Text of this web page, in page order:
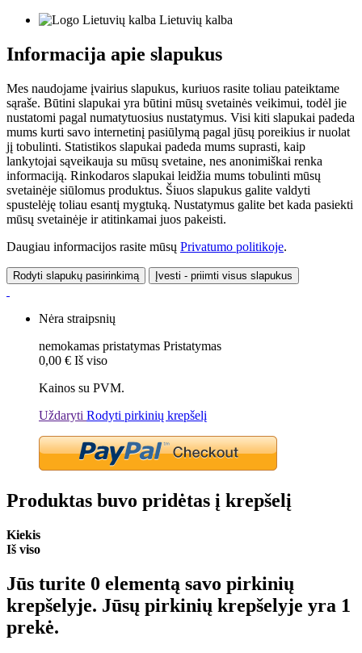
Lietuvių kalba
Informacija apie slapukus
Mes naudojame įvairius slapukus, kuriuos rasite toliau pateiktame
sąraše. Būtini slapukai yra būtini mūsų svetainės veikimui, todėl jie
nustatomi pagal numatytuosius nustatymus. Visi kiti slapukai padeda
mums kurti savo internetinį pasiūlymą pagal jūsų poreikius ir nuolat
jį tobulinti. Statistikos slapukai padeda mums suprasti, kaip
lankytojai sąveikauja su mūsų svetaine, nes anonimiškai renka
informaciją. Rinkodaros slapukai leidžia mums tobulinti mūsų
svetainėje siūlomus produktus. Šiuos slapukus galite valdyti
spustelėję toliau esantį mygtuką. Nustatymus galite bet kada pasiekti
mūsų svetainėje ir atitinkamai juos pakeisti.
Daugiau informacijos rasite mūsų Privatumo politikoje.
Rodyti slapukų pasirinkimą Įvesti - priimti visus slapukus
Nėra straipsnių
nemokamas pristatymas Pristatymas
0,00 € Iš viso
Kainos su PVM.
Uždaryti Rodyti pirkinių krepšelį
Produktas buvo pridėtas į krepšelį
Kiekis
Iš viso
Jūs turite 0 elementą savo pirkinių
krepšelyje. Jūsų pirkinių krepšelyje yra 1
prekė.